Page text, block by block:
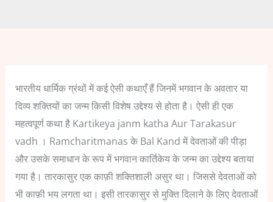
भारतीय धार्मिक ग्रंथों में कई ऐसी कथाएँ हैं जिनमें भगवान के अवतार या
दिव्य शक्तियों का जन्म किसी विशेष उद्देश्य से होता है। ऐसी ही एक
महत्वपूर्ण कथा है Kartikeya janm katha Aur Tarakasur
vadh । Ramcharitmanas के Bal Kand में देवताओं की पीड़ा
और उसके समाधान के रूप में भगवान कार्तिकेय के जन्म का उद्देश्य बताया
गया है। तारकासुर एक काफ़ी शक्तिशाली असुर था। जिससे देवताओं को
भी काफ़ी भय लगता था। इसी तारकासुर से मुक्ति दिलाने के लिए देवताओं